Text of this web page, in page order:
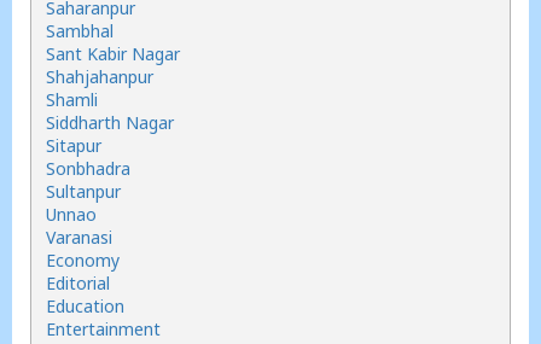
Saharanpur
Sambhal
Sant Kabir Nagar
Shahjahanpur
Shamli
Siddharth Nagar
Sitapur
Sonbhadra
Sultanpur
Unnao
Varanasi
Economy
Editorial
Education
Entertainment